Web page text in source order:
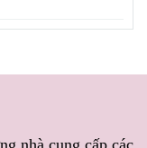
đi, ngày càng được
giá sỉ sẵn kho